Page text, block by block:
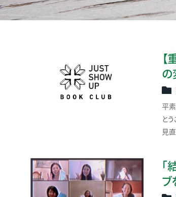
平
と
見
ブ